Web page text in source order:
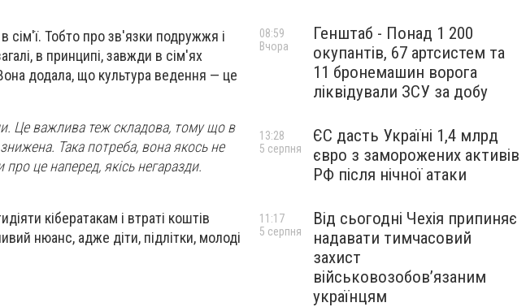
сім'ї. Тобто про зв'язки подружжя і
в принципі, завжди в сім'ях
додала, що культура ведення — це
Це важлива теж складова, тому що в
Така потреба, вона якось не
це наперед, якісь негаразди.
кібератакам і втраті коштів
нюанс, адже діти, підлітки, молоді
Генштаб - Понад 1 200
окупантів, 67 артсистем та
11 бронемашин ворога
ліквідували ЗСУ за добу
08:59
Вчора
ЄС дасть Україні 1,4 млрд
євро з заморожених активів
РФ після нічної атаки
13:28
5 серпня
Від сьогодні Чехія припиняє
надавати тимчасовий
захист
військовозобов’язаним
українцям
11:17
5 серпня